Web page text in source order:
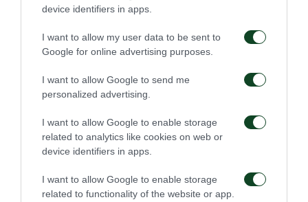
device identifiers in apps.
I want to allow my user data to be sent to
Google for online advertising purposes.
I want to allow Google to send me
personalized advertising.
I want to allow Google to enable storage
related to analytics like cookies on web or
device identifiers in apps.
I want to allow Google to enable storage
related to functionality of the website or app.
Για την πρόκριση στη
Σόφια
05/08/2026
Η ευρωπαϊκή λίστα για
τα παιχνίδια με την
05/08/2026